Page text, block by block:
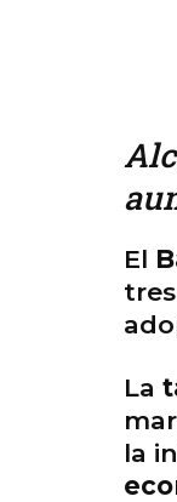
El
La
la